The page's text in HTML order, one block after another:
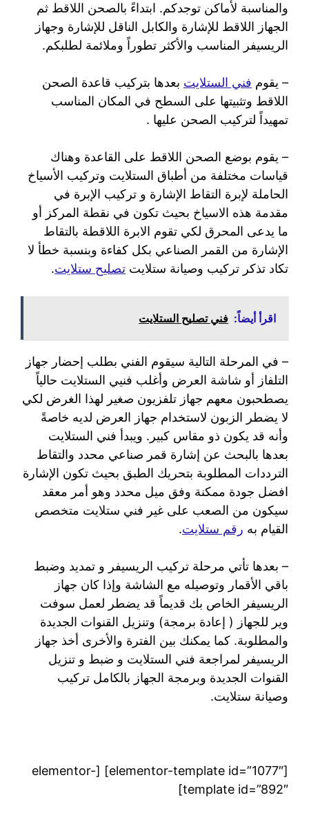
والمناسبة لأماكن توجدكم. ابتداءً بالصحن اللاقط ثم
الجهاز اللاقط للإشارة والكابل الناقل للإشارة وجهاز
الريسيفر المناسب والأكثر تطوراً وملائمة لطلبكم.
– يقوم فني الستلايت بعدها بتركيب قاعدة الصحن
اللاقط وتثبيتها على السطح في المكان المناسب
تمهيداً لتركيب الصحن عليها .
– يقوم بوضع الصحن اللاقط على القاعدة وهناك
قياسات مختلفة من أطباق الستلايت وتركيب الأسياخ
الحاملة لإبرة التقاط الإشارة و تركيب الإبرة في
مقدمة هذه الاسياخ بحيث تكون في نقطة المركز أو
ما يدعى المحرق لكي تقوم الابرة اللاقطة بالتقاط
الإشارة من القمر الصناعي بكل كفاءة وبنسبة خطأ لا
تكاد تذكر تركيب وصيانة ستلايت تصليح ستلايت.
اقرأ أيضاً: فني تصليح الستلايت
– في المرحلة التالية سيقوم الفني بطلب إحضار جهاز
التلفاز أو شاشة العرض وأغلب فنيي الستلايت حالياً
يصطحبون معهم جهاز تلفزيون صغير لهذا الغرض لكي
لا يضطر الزبون لاستخدام جهاز العرض لديه خاصةً
وأنه قد يكون ذو مقاس كبير. ويبدأ فني الستلايت
بعدها بالبحث عن إشارة قمر صناعي محدد والتقاط
الترددات المطلوبة بتحريك الطبق بحيث تكون الإشارة
افضل جودة ممكنة وفق ميل محدد وهو أمر معقد
سيكون من الصعب على غير فني ستلايت متخصص
القيام به رقم ستلايت.
– بعدها تأتي مرحلة تركيب الريسيفر و تمديد وضبط
باقي الأقمار وتوصيله مع الشاشة وإذا كان جهاز
الريسيفر الخاص بك قديماً قد يضطر لعمل سوفت
وير للجهاز ( إعادة برمجة) وتنزيل القنوات الجديدة
والمطلوبة. كما يمكنك بين الفترة والأخرى أخذ جهاز
الريسيفر لمراجعة فني الستلايت و ضبط و تنزيل
القنوات الجديدة وبرمجة الجهاز بالكامل تركيب
وصيانة ستلايت.
[elementor-template id=”1077″] [elementor-
template id=”892″]